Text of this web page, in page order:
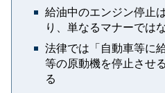
給油中のエンジン停止
り、単なるマナーでは
法律では「自動車等に
等の原動機を停止させ
る